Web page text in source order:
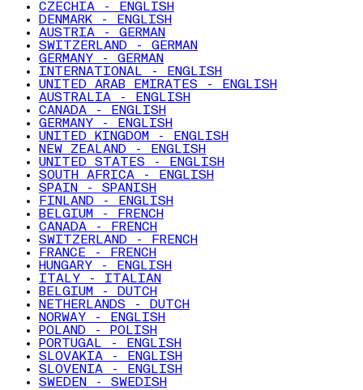
CZECHIA - ENGLISH
DENMARK - ENGLISH
AUSTRIA - GERMAN
SWITZERLAND - GERMAN
GERMANY - GERMAN
INTERNATIONAL - ENGLISH
UNITED ARAB EMIRATES - ENGLISH
AUSTRALIA - ENGLISH
CANADA - ENGLISH
GERMANY - ENGLISH
UNITED KINGDOM - ENGLISH
NEW ZEALAND - ENGLISH
UNITED STATES - ENGLISH
SOUTH AFRICA - ENGLISH
SPAIN - SPANISH
FINLAND - ENGLISH
BELGIUM - FRENCH
CANADA - FRENCH
SWITZERLAND - FRENCH
FRANCE - FRENCH
HUNGARY - ENGLISH
ITALY - ITALIAN
BELGIUM - DUTCH
NETHERLANDS - DUTCH
NORWAY - ENGLISH
POLAND - POLISH
PORTUGAL - ENGLISH
SLOVAKIA - ENGLISH
SLOVENIA - ENGLISH
SWEDEN - SWEDISH